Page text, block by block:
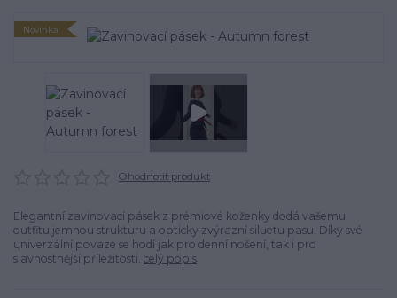
Novinka
Ohodnotit produkt
Elegantní zavinovací pásek z prémiové koženky dodá vašemu
outfitu jemnou strukturu a opticky zvýrazní siluetu pasu. Díky své
univerzální povaze se hodí jak pro denní nošení, tak i pro
slavnostnější příležitosti. celý popis